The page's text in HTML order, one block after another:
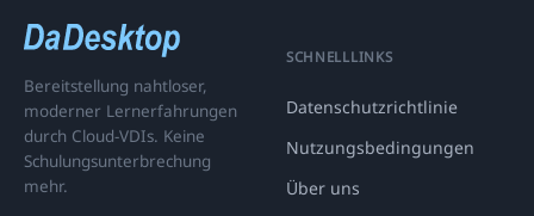
Bereitstellung nahtloser,
moderner Lernerfahrungen
durch Cloud-VDIs. Keine
Schulungsunterbrechung
mehr.
SCHNELLLINKS
Datenschutzrichtlinie
Nutzungsbedingungen
Über uns